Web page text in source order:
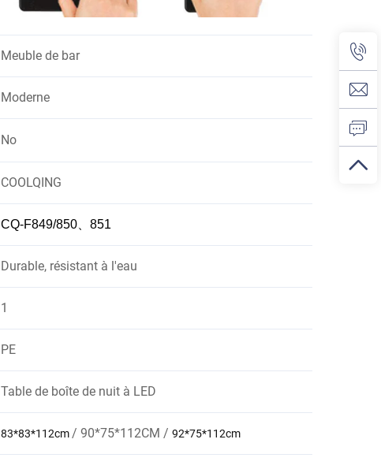
Meuble de bar
Moderne
No
COOLQING
CQ-F849/850、851
Durable, résistant à l'eau
1
PE
Table de boîte de nuit à LED
83*83*112cm/ 90*75*112CM / 92*75*112cm